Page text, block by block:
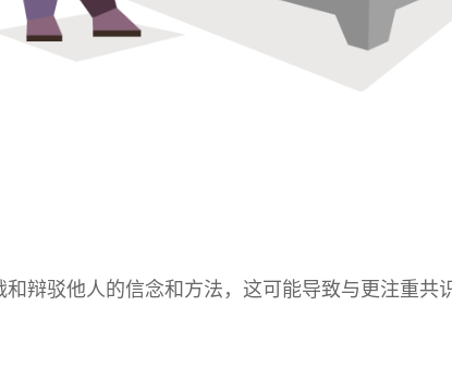
辩驳他人的信念和方法，这可能导致与更注重共